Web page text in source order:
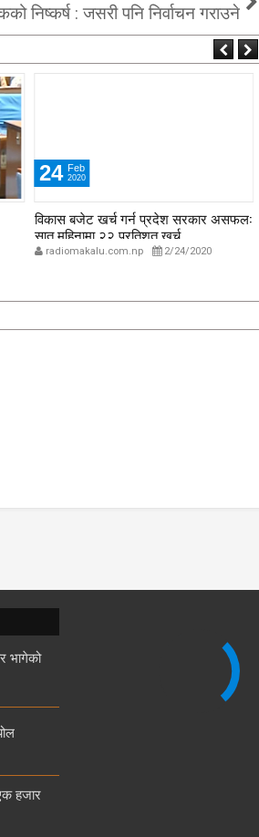
निष्कर्ष : जसरी पनि निर्वाचन गराउने
24 Feb
2020
विकास बजेट खर्च गर्न प्रदेश सरकार असफल:
सात महिनामा २२ प्रतिशत खर्च
radiomakalu.com.np 2/24/2020
भागेको
हजार